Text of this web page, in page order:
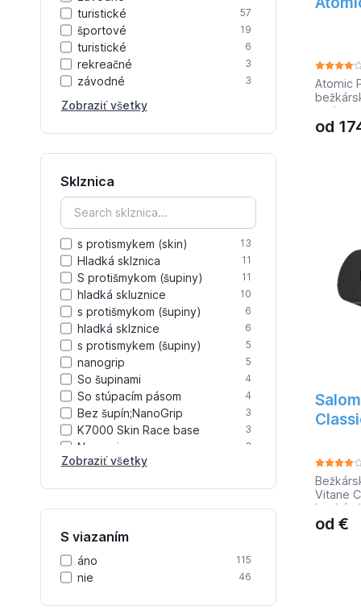
turistické 57
športové 19
turistické 6
rekreačné 3
závodné 3
Zobraziť všetky
Sklznica
s protismykem (skin) 13
Hladká sklznica 11
S protišmykom (šupiny) 11
hladká skluznice 10
s protišmykom (šupiny) 6
hladká sklznice 6
s protismykem (šupiny) 5
nanogrip 5
So šupinami 4
So stúpacím pásom 4
Bez šupín;NanoGrip 3
K7000 Skin Race base 3
Nanogrip 3
HM Graphite base
Súpacie pásy
R-Skin - mohérová vložka 2
AR Plus - šupiny 2
Zobraziť všetky
S viazaním
áno 115
nie 46
Atomic
v teple
ste
od
Vitane
a
od €